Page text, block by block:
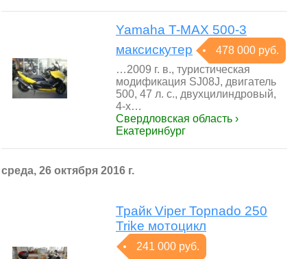
Yamaha T-MAX 500-3
максискутер
478 000 руб.
…2009 г. в., туристическая
модификация SJ08J, двигатель
500, 47 л. с., двухцилиндровый,
4-х…
Свердловская область ›
Екатеринбург
среда, 26 октября 2016 г.
Трайк Viper Topnado 250
Trike мотоцикл
241 000 руб.